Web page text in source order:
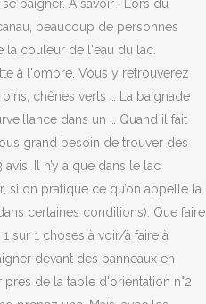
baigner. A savoir : Lors du
beaucoup de personnes
la couleur de l'eau du lac.
à l'ombre. Vous y retrouverez
chênes verts … La baignade
dans un … Quand il fait
grand besoin de trouver des
Il n’y a que dans le lac
si on pratique ce qu’on appelle la
certaines conditions). Que faire
sur 1 choses à voir/à faire à
devant des panneaux en
de la table d'orientation n°2